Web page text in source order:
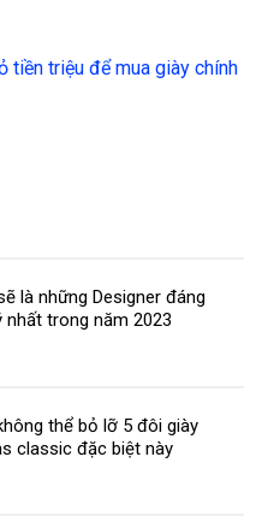
tiền triệu để mua giày chính
là những Designer đáng
nhất trong năm 2023
thể bỏ lỡ 5 đôi giày
classic đặc biệt này